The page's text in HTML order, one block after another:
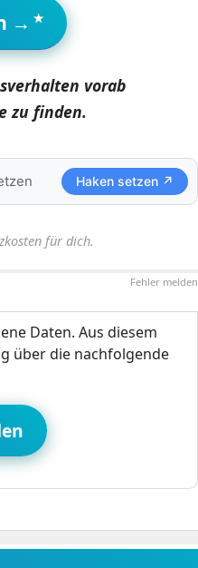
→
vorab
zu finden.
Haken setzen ↗
für dich.
Fehler melden
Daten. Aus diesem
über die nachfolgende